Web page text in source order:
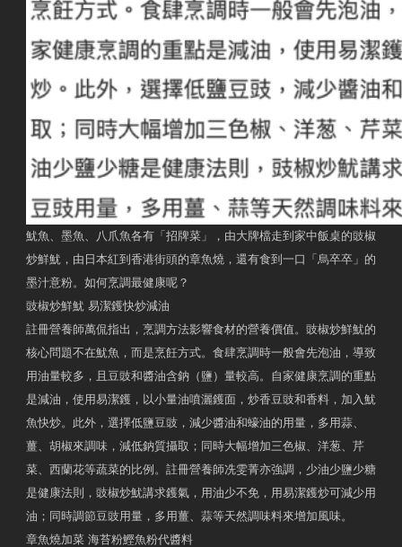
魷魚、墨魚、八爪魚各有「招牌菜」，由大牌檔走到家中飯桌的豉椒
炒鮮魷，由日本紅到香港街頭的章魚燒，還有食到一口「烏卒卒」的
墨汁意粉。如何烹調最健康呢？
豉椒炒鮮魷 易潔鑊快炒減油
註冊營養師萬侃指出，烹調方法影響食材的營養價值。豉椒炒鮮魷的
核心問題不在魷魚，而是烹飪方式。食肆烹調時一般會先泡油，導致
用油量較多，且豆豉和醬油含鈉（鹽）量較高。自家健康烹調的重點
是減油，使用易潔鑊，以小量油噴灑鑊面，炒香豆豉和香料，加入魷
魚快炒。此外，選擇低鹽豆豉，減少醬油和蠔油的用量，多用蒜、
薑、胡椒來調味，減低鈉質攝取；同時大幅增加三色椒、洋葱、芹
菜、西蘭花等蔬菜的比例。註冊營養師冼雯菁亦強調，少油少鹽少糖
是健康法則，豉椒炒魷講求鑊氣，用油少不免，用易潔鑊炒可減少用
油；同時調節豆豉用量，多用薑、蒜等天然調味料來增加風味。
章魚燒加菜 海苔粉鰹魚粉代醬料